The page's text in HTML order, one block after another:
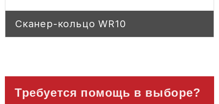
Сканер-кольцо WR10
Требуется помощь в выборе?